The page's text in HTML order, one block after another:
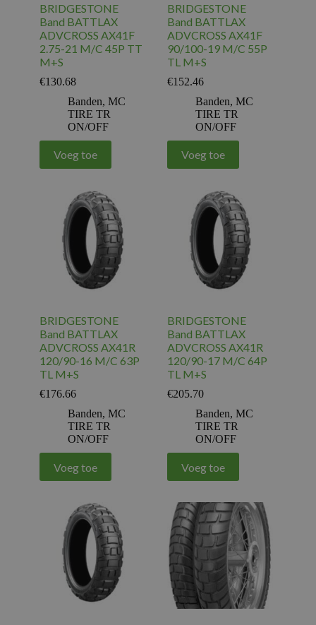
BRIDGESTONE
Band BATTLAX
ADVCROSS AX41F
2.75-21 M/C 45P TT
M+S
€130.68
Banden, MC
TIRE TR
ON/OFF
Voeg toe
BRIDGESTONE
Band BATTLAX
ADVCROSS AX41F
90/100-19 M/C 55P
TL M+S
€152.46
Banden, MC
TIRE TR
ON/OFF
Voeg toe
BRIDGESTONE
Band BATTLAX
ADVCROSS AX41R
120/90-16 M/C 63P
TL M+S
€176.66
Banden, MC
TIRE TR
ON/OFF
Voeg toe
BRIDGESTONE
Band BATTLAX
ADVCROSS AX41R
120/90-17 M/C 64P
TL M+S
€205.70
Banden, MC
TIRE TR
ON/OFF
Voeg toe